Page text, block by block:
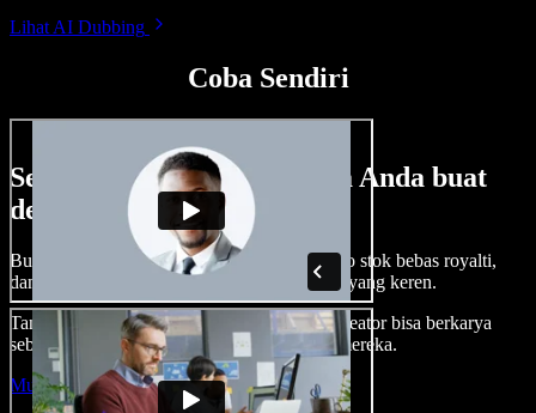
Lihat AI Dubbing
Coba Sendiri
Sedikit contoh hal yang bisa Anda buat
dengan Speechify Studio.
Buat voice over, tambah gambar, audio, video stok bebas royalti,
dan kloning suara untuk proyek audio-video yang keren.
Tanpa kurva belajar, semua dari browser—kreator bisa berkarya
sebebas mungkin dan wujudkan ide kreatif mereka.
Mulai Studio